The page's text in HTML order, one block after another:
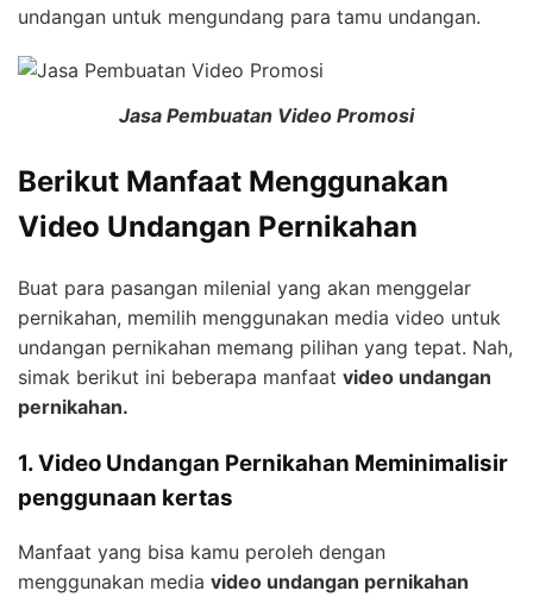
undangan untuk mengundang para tamu undangan.
Jasa Pembuatan Video Promosi
Berikut Manfaat Menggunakan
Video Undangan Pernikahan
Buat para pasangan milenial yang akan menggelar
pernikahan, memilih menggunakan media video untuk
undangan pernikahan memang pilihan yang tepat. Nah,
simak berikut ini beberapa manfaat video undangan
pernikahan.
1. Video Undangan Pernikahan Meminimalisir
penggunaan kertas
Manfaat yang bisa kamu peroleh dengan
menggunakan media video undangan pernikahan